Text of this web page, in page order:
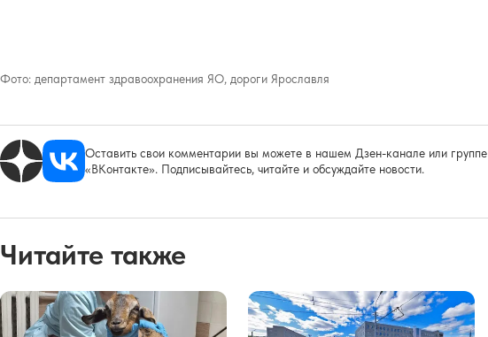
Фото: департамент здравоохранения ЯО, дороги Ярославля
Оставить свои комментарии вы можете в нашем Дзен-канале или группе
«ВКонтакте». Подписывайтесь, читайте и обсуждайте новости.
Читайте также